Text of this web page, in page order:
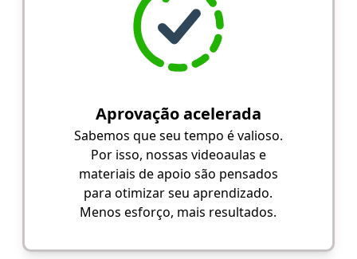
Aprovação acelerada
Sabemos que seu tempo é valioso.
Por isso, nossas videoaulas e
materiais de apoio são pensados
para otimizar seu aprendizado.
Menos esforço, mais resultados.